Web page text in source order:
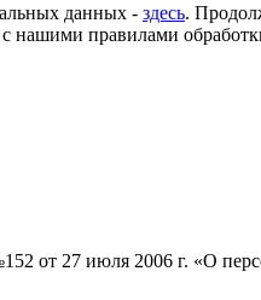
данных - здесь.
правилами
от 27 июля 2006 г. «О